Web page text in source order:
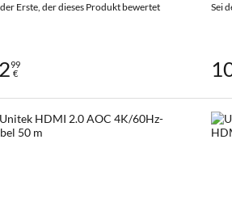
der Erste, der dieses Produkt bewertet
99
€
Sei